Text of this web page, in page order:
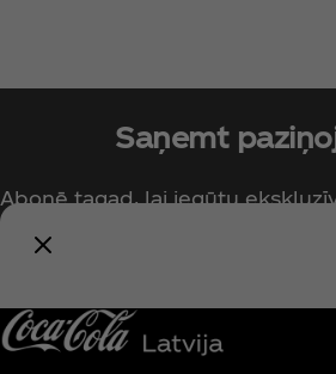
Saņemt
Abonē tagad, lai iegūtu
kas saistīts ar Coca‑Cola!